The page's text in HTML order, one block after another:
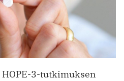
3-tutkimuksen